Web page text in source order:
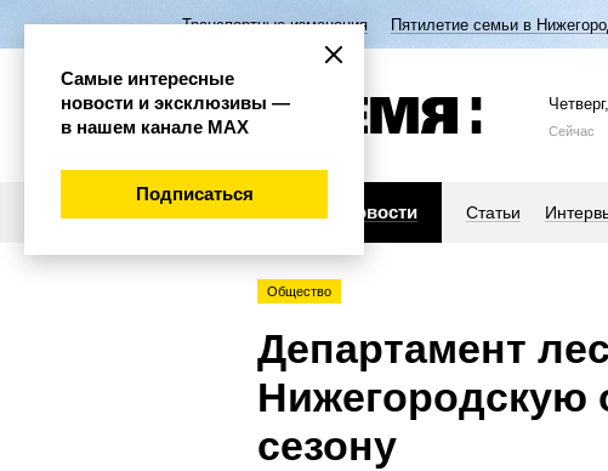
Транспортные изменения Пятилетие семьи в
Четверг
Сейчас
Новости Статьи
Общество
Департамент
Нижегородскую
сезону
Самые интересные
новости и эксклюзивы —
в нашем канале МАХ
Подписаться